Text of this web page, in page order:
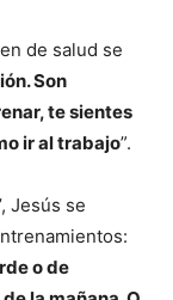
de salud se
Son
te sientes
ir al trabajo”.
Jesús se
o de